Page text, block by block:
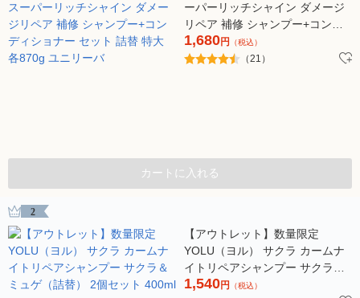
ーパーリッチシャイン ダメージ
リペア 補修 シャンプー+コンデ
ィショナー セット 詰替 特大 各
870g ユニリーバ
1,680円 （税込）
（21）
カートに入れる
2
【アウトレット】数量限定
YOLU（ヨル） サクラ カームナ
イトリペアシャンプー サクラ＆
ミュゲ（詰替） 2個セット 400ml
1,540円 （税込）